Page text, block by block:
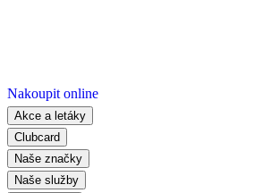
Nakoupit online
Akce a letáky
Clubcard
Naše značky
Naše služby